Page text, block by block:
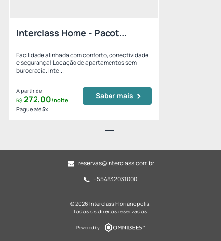
Interclass Home - Pacot...
Facilidade alinhada com conforto, conectividade
e segurança! Locação de apartamentos sem
burocracia. Inte...
A partir de
R$ 272,00/noite
Pague até5x
Saber mais
reservas@interclass.com.br
+554832031000
© 2026 Interclass Florianópolis.
Todos os direitos reservados.
Powered by